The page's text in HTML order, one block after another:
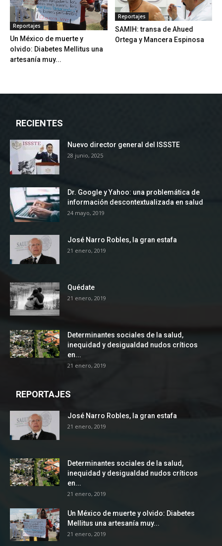
Reportajes
Un México de muerte y
olvido: Diabetes Mellitus una
artesanía muy...
Reportajes
SAMIH: transa de Ahued
Ortega y Mancera Espinosa
RECIENTES
Nuevo director general del ISSSTE
28 junio, 2025
Dr. Google y Yahoo: una problemática de
información descontextualizada en salud
24 mayo, 2019
José Narro Robles, la gran estafa
21 enero, 2019
Quédate
21 enero, 2019
Determinantes sociales de la salud,
inequidad y desigualdad nudos críticos
en...
21 enero, 2019
REPORTAJES
José Narro Robles, la gran estafa
21 enero, 2019
Determinantes sociales de la salud,
inequidad y desigualdad nudos críticos
en...
21 enero, 2019
Un México de muerte y olvido: Diabetes
Mellitus una artesanía muy...
21 enero, 2019